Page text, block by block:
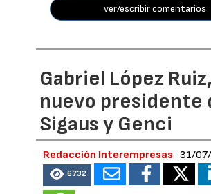
ver/escribir comentarios
Gabriel López Ruiz,
nuevo presidente
Sigaus y Genci
Redacción Interempresas 31/
6732